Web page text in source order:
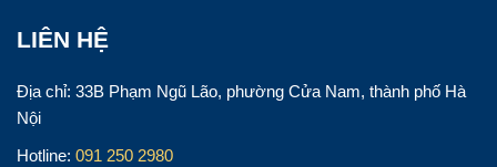
LIÊN HỆ
Địa chỉ: 33B Phạm Ngũ Lão, phường Cửa Nam, thành phố Hà
Nội
Hotline: 091 250 2980